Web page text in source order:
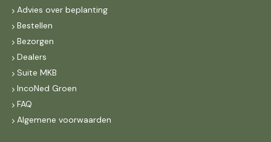
Advies over beplanting
Bestellen
Bezorgen
Dealers
Suite MKB
IncoNed Groen
FAQ
Algemene voorwaarden